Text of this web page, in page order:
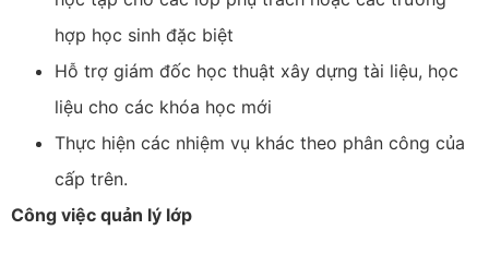
hợp học sinh đặc biệt
Hỗ trợ giám đốc học thuật xây dựng tài liệu, học
liệu cho các khóa học mới
Thực hiện các nhiệm vụ khác theo phân công của
cấp trên.
Công việc quản lý lớp